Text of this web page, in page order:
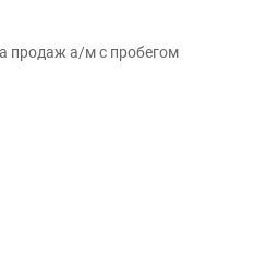
продаж а/м с пробегом